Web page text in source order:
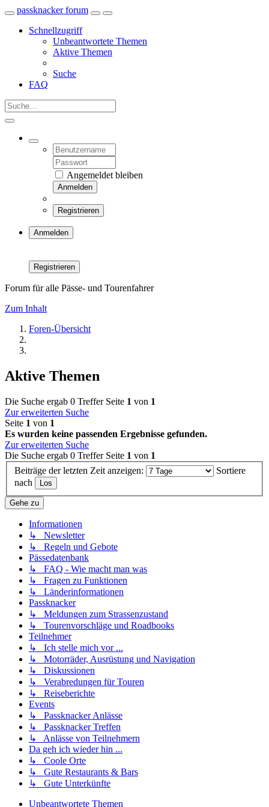
passknacker forum
Schnellzugriff
Unbeantwortete Themen
Aktive Themen
Suche
FAQ
Angemeldet bleiben
Anmelden
Registrieren
Anmelden
Registrieren
Forum für alle Pässe- und Tourenfahrer
Zum Inhalt
Foren-Übersicht
Aktive Themen
Die Suche ergab 0 Treffer Seite 1 von 1
Zur erweiterten Suche
Seite 1 von 1
Es wurden keine passenden Ergebnisse gefunden.
Zur erweiterten Suche
Die Suche ergab 0 Treffer Seite 1 von 1
Beiträge der letzten Zeit anzeigen:
Sortiere
nach
Gehe zu
Informationen
↳ Newsletter
↳ Regeln und Gebote
Pässedatenbank
↳ FAQ - Wie macht man was
↳ Fragen zu Funktionen
↳ Länderinformationen
Passknacker
↳ Meldungen zum Strassenzustand
↳ Tourenvorschläge und Roadbooks
Teilnehmer
↳ Ich stelle mich vor ...
↳ Motorräder, Ausrüstung und Navigation
↳ Diskussionen
↳ Verabredungen für Touren
↳ Reiseberichte
Events
↳ Passknacker Anlässe
↳ Passknacker Treffen
↳ Anlässe von Teilnehmern
Da geh ich wieder hin ...
↳ Coole Orte
↳ Gute Restaurants & Bars
↳ Gute Unterkünfte
Unbeantwortete Themen